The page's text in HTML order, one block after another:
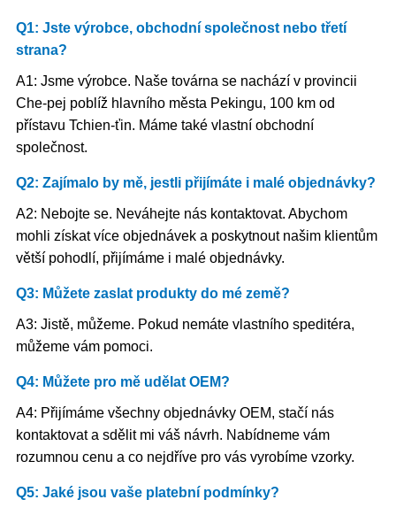
Q1: Jste výrobce, obchodní společnost nebo třetí
strana?
A1: Jsme výrobce. Naše továrna se nachází v provincii
Che-pej poblíž hlavního města Pekingu, 100 km od
přístavu Tchien-ťin. Máme také vlastní obchodní
společnost.
Q2: Zajímalo by mě, jestli přijímáte i malé objednávky?
A2: Nebojte se. Neváhejte nás kontaktovat. Abychom
mohli získat více objednávek a poskytnout našim klientům
větší pohodlí, přijímáme i malé objednávky.
Q3: Můžete zaslat produkty do mé země?
A3: Jistě, můžeme. Pokud nemáte vlastního speditéra,
můžeme vám pomoci.
Q4: Můžete pro mě udělat OEM?
A4: Přijímáme všechny objednávky OEM, stačí nás
kontaktovat a sdělit mi váš návrh. Nabídneme vám
rozumnou cenu a co nejdříve pro vás vyrobíme vzorky.
Q5: Jaké jsou vaše platební podmínky?